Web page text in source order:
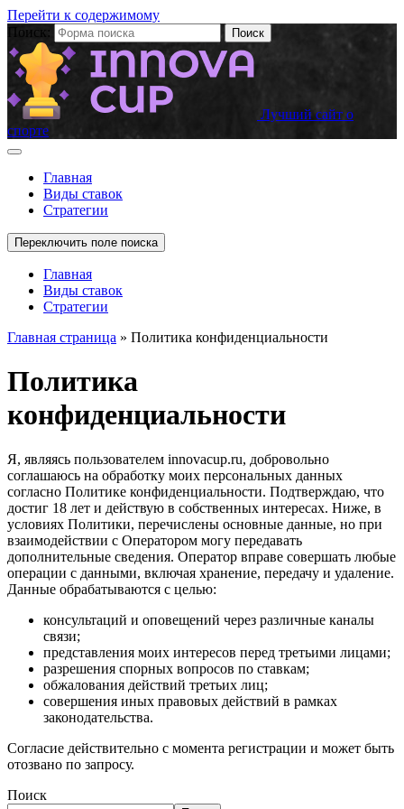
Перейти к содержимому
Поиск:
Лучший сайт о
спорте
Главная
Виды ставок
Стратегии
Переключить поле поиска
Главная
Виды ставок
Стратегии
Главная страница » Политика конфиденциальности
Политика
конфиденциальности
Я, являясь пользователем innovacup.ru, добровольно
соглашаюсь на обработку моих персональных данных
согласно Политике конфиденциальности. Подтверждаю, что
достиг 18 лет и действую в собственных интересах. Ниже, в
условиях Политики, перечислены основные данные, но при
взаимодействии с Оператором могу передавать
дополнительные сведения. Оператор вправе совершать любые
операции с данными, включая хранение, передачу и удаление.
Данные обрабатываются с целью:
консультаций и оповещений через различные каналы
связи;
представления моих интересов перед третьими лицами;
разрешения спорных вопросов по ставкам;
обжалования действий третьих лиц;
совершения иных правовых действий в рамках
законодательства.
Согласие действительно с момента регистрации и может быть
отозвано по запросу.
Поиск